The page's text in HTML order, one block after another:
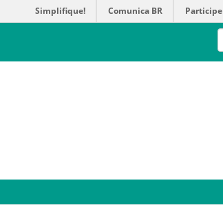
Simplifique! Comunica BR Participe